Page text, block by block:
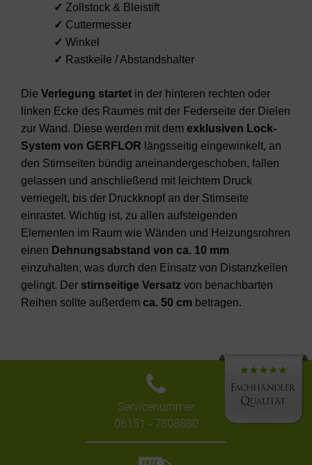
✓ Zollstock & Bleistift
✓ Cuttermesser
✓ Winkel
✓ Rastkeile / Abstandshalter
Die Verlegung startet in der hinteren rechten oder
linken Ecke des Raumes mit der Federseite der Dielen
zur Wand. Diese werden mit dem exklusiven Lock-
System von GERFLOR längsseitig eingewinkelt, an
den Stirnseiten bündig aneinandergeschoben, fallen
gelassen und anschließend mit leichtem Druck
verriegelt, bis der Druckknopf an der Stirnseite
einrastet. Wichtig ist, zu allen aufsteigenden
Elementen im Raum wie Wänden und Heizungsrohren
einen Dehnungsabstand von ca. 10 mm
einzuhalten, was durch den Einsatz von Distanzkeilen
gelingt. Der stirnseitige Versatz von benachbarten
Reihen sollte außerdem ca. 50 cm betragen.
Servicenummer
06151 - 7808880